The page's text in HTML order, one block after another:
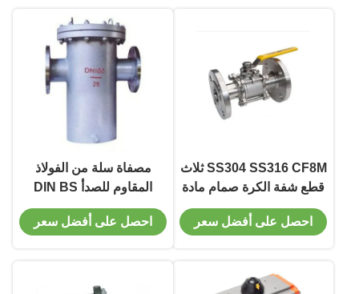
SS304 SS316 CF8M ثلاث
قطع شفة الكرة صمام مادة
الحديد الزهر
احصل على أفضل سعر
مصفاة سلة من الفولاذ
المقاوم للصدأ DIN BS
ANSI بحجم 2 إلى 24 بوصة
احصل على أفضل سعر